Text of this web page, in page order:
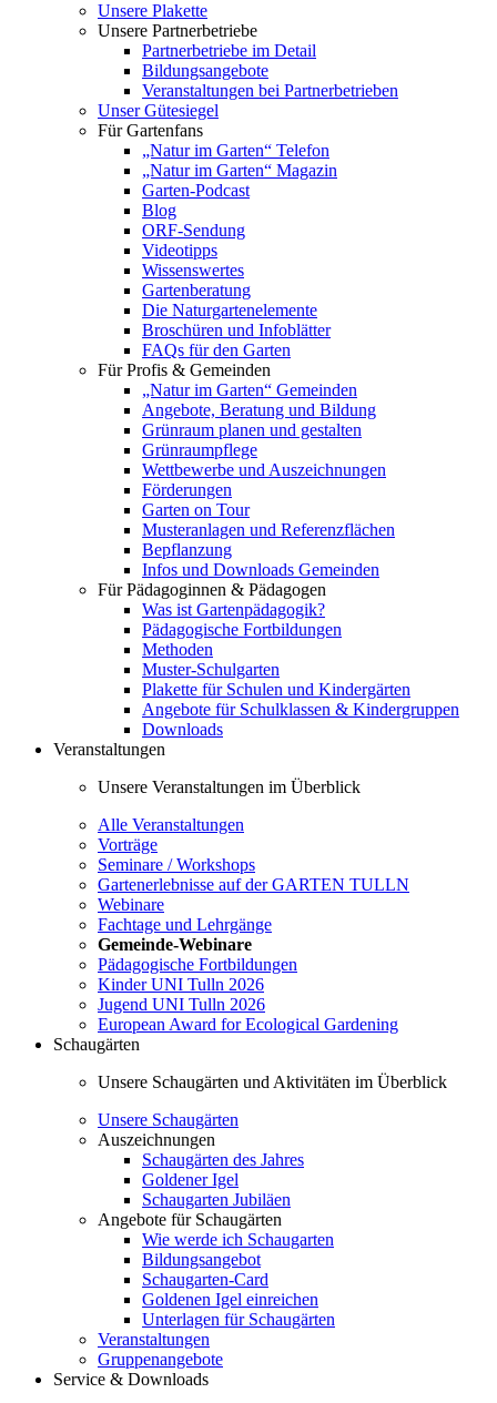
Unsere Plakette
Unsere Partnerbetriebe
Partnerbetriebe im Detail
Bildungsangebote
Veranstaltungen bei Partnerbetrieben
Unser Gütesiegel
Für Gartenfans
„Natur im Garten“ Telefon
„Natur im Garten“ Magazin
Garten-Podcast
Blog
ORF-Sendung
Videotipps
Wissenswertes
Gartenberatung
Die Naturgartenelemente
Broschüren und Infoblätter
FAQs für den Garten
Für Profis & Gemeinden
„Natur im Garten“ Gemeinden
Angebote, Beratung und Bildung
Grünraum planen und gestalten
Grünraumpflege
Wettbewerbe und Auszeichnungen
Förderungen
Garten on Tour
Musteranlagen und Referenzflächen
Bepflanzung
Infos und Downloads Gemeinden
Für Pädagoginnen & Pädagogen
Was ist Gartenpädagogik?
Pädagogische Fortbildungen
Methoden
Muster-Schulgarten
Plakette für Schulen und Kindergärten
Angebote für Schulklassen & Kindergruppen
Downloads
Veranstaltungen
Unsere Veranstaltungen im Überblick
Alle Veranstaltungen
Vorträge
Seminare / Workshops
Gartenerlebnisse auf der GARTEN TULLN
Webinare
Fachtage und Lehrgänge
Gemeinde-Webinare
Pädagogische Fortbildungen
Kinder UNI Tulln 2026
Jugend UNI Tulln 2026
European Award for Ecological Gardening
Schaugärten
Unsere Schaugärten und Aktivitäten im Überblick
Unsere Schaugärten
Auszeichnungen
Schaugärten des Jahres
Goldener Igel
Schaugarten Jubiläen
Angebote für Schaugärten
Wie werde ich Schaugarten
Bildungsangebot
Schaugarten-Card
Goldenen Igel einreichen
Unterlagen für Schaugärten
Veranstaltungen
Gruppenangebote
Service & Downloads